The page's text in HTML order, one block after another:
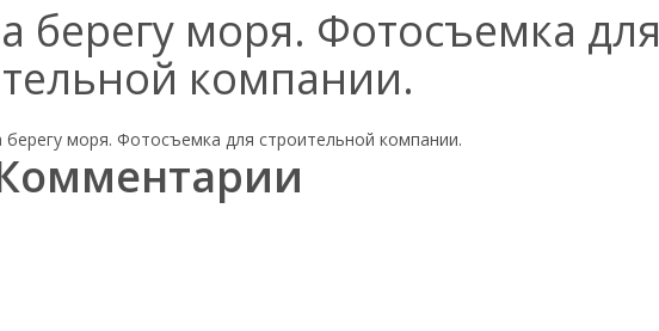
берегу моря. Фотосъемка для
компании.